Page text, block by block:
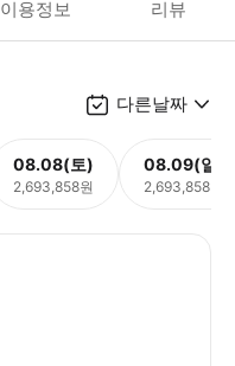
이용정보 리뷰
다른날짜
08.08(토)
2,693,858원
08.09(일)
2,693,858원